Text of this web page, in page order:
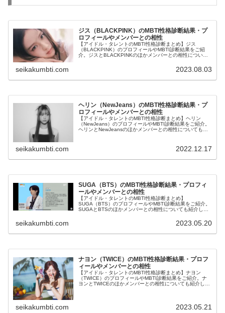
ジス（BLACKPINK）のMBTI性格診断結果・プ
ロフィールやメンバーとの相性
【アイドル・タレントのMBTI性格診断まとめ】ジス
（BLACKPINK）のプロフィールやMBTI診断結果をご紹
介。ジスとBLACKPINKのほかメンバーとの相性について
seikakumbti.com 2023.08.03
ヘリン（NewJeans）のMBTI性格診断結果・プ
ロフィールやメンバーとの相性
【アイドル・タレントのMBTI性格診断まとめ】ヘリン
（NewJeans）のプロフィールやMBTI診断結果をご紹介。
ヘリンとNewJeansのほかメンバーとの相性についても紹
seikakumbti.com 2022.12.17
SUGA（BTS）のMBTI性格診断結果・プロフィ
ールやメンバーとの相性
【アイドル・タレントのMBTI性格診断まとめ】
SUGA（BTS）のプロフィールやMBTI診断結果をご紹介。
SUGAとBTSのほかメンバーとの相性についても紹介しま
seikakumbti.com 2023.05.20
ナヨン（TWICE）のMBTI性格診断結果・プロフ
ィールやメンバーとの相性
【アイドル・タレントのMBTI性格診断まとめ】ナヨン
（TWICE）のプロフィールやMBTI診断結果をご紹介。ナ
ヨンとTWICEのほかメンバーとの相性についても紹介しま
seikakumbti.com 2023.05.21